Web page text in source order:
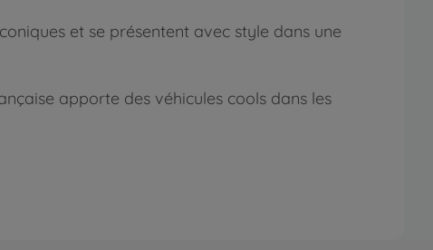
et se présentent avec style dans une
apporte des véhicules cools dans les